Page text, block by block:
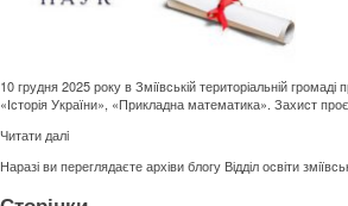
10 грудня 2025 року в Зміївській територіальній
«Історія України», «Прикладна математика». Захист
Читати далi
Наразі ви переглядаєте архіви блогу Відділ освіти